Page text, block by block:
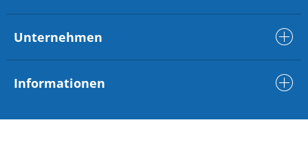
Unternehmen
Informationen